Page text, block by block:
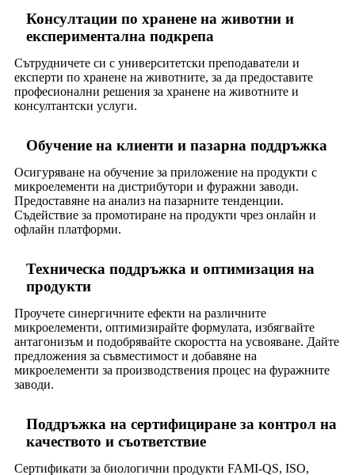
Консултации по хранене на животни и
експериментална подкрепа
Сътрудничете си с университетски преподаватели и
експерти по хранене на животните, за да предоставите
професионални решения за хранене на животните и
консултантски услуги.
Обучение на клиенти и пазарна поддръжка
Осигуряване на обучение за приложение на продукти с
микроелементи на дистрибутори и фуражни заводи.
Предоставяне на анализ на пазарните тенденции.
Съдействие за промотиране на продукти чрез онлайн и
офлайн платформи.
Техническа поддръжка и оптимизация на
продукти
Проучете синергичните ефекти на различните
микроелементи, оптимизирайте формулата, избягвайте
антагонизъм и подобрявайте скоростта на усвояване. Дайте
предложения за съвместимост и добавяне на
микроелементи за производствения процес на фуражните
заводи.
Поддръжка на сертифициране за контрол на
качеството и съответствие
Сертификати за биологични продукти FAMI-QS, ISO,